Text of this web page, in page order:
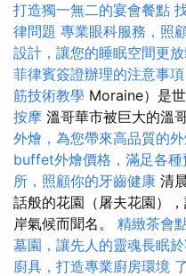
打造獨一無二的宴會餐點
律問題 專業眼科服務，照
設計，讓您的睡眠空間更
菲律賓簽證辦理的注意事項
筋技術教學 Moraine）是
按摩 溫哥華市被巨大的溫
外燴，為您帶來高品質的
buffet外燴價格，滿足各種
所，照顧你的牙齒健康 清
話般的花園（屠夫花園）
岸氣候而聞名。 精緻茶會
墓園，讓先人的靈魂長眠
廚具，打造專業廚房環境